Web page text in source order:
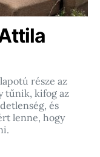
része az
tűnik, kifog az
és
lenne, hogy